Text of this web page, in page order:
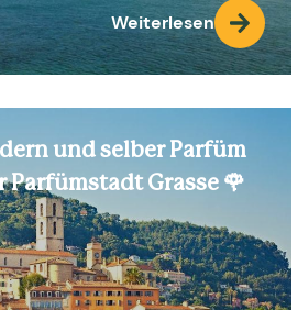
Weiterlesen
und selber Parfüm
Parfümstadt Grasse 🌹